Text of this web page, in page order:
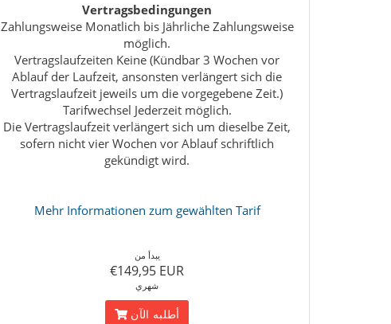
Vertragsbedingungen
Zahlungsweise Monatlich bis Jährliche Zahlungsweise
möglich.
Vertragslaufzeiten Keine (Kündbar 3 Wochen vor
Ablauf der Laufzeit, ansonsten verlängert sich die
Vertragslaufzeit jeweils um die vorgegebene Zeit.)
Tarifwechsel Jederzeit möglich.
Die Vertragslaufzeit verlängert sich um dieselbe Zeit,
sofern nicht vier Wochen vor Ablauf schriftlich
gekündigt wird.
Mehr Informationen zum gewählten Tarif
يبدأ من
€149,95 EUR
شهري
أطلبه الآن